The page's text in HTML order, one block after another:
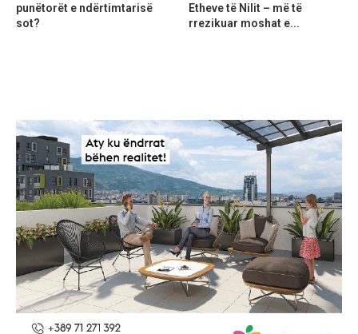
punëtorët e ndërtimtarisë
sot?
Etheve të Nilit – më të
rrezikuar moshat e...